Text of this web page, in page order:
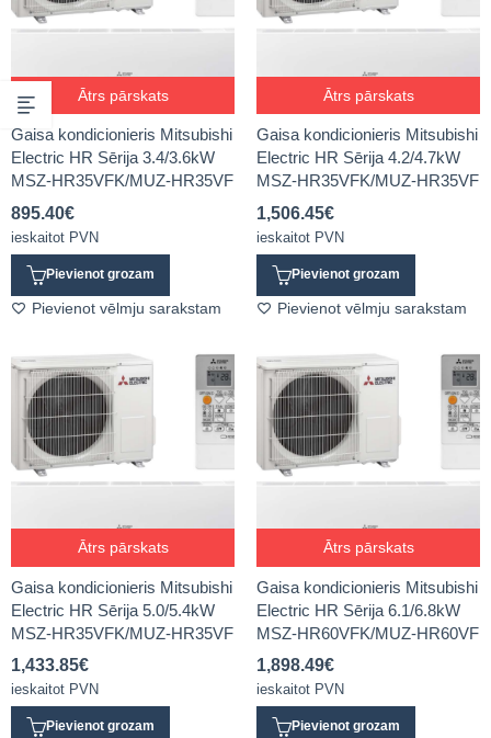
Ātrs pārskats
Gaisa kondicionieris Mitsubishi
Electric HR Sērija 3.4/3.6kW
MSZ-HR35VFK/MUZ-HR35VF
895.40€
ieskaitot PVN
Pievienot grozam
Pievienot vēlmju sarakstam
Ātrs pārskats
Gaisa kondicionieris Mitsubishi
Electric HR Sērija 4.2/4.7kW
MSZ-HR35VFK/MUZ-HR35VF
1,506.45€
ieskaitot PVN
Pievienot grozam
Pievienot vēlmju sarakstam
Ātrs pārskats
Gaisa kondicionieris Mitsubishi
Electric HR Sērija 5.0/5.4kW
MSZ-HR35VFK/MUZ-HR35VF
1,433.85€
ieskaitot PVN
Pievienot grozam
Ātrs pārskats
Gaisa kondicionieris Mitsubishi
Electric HR Sērija 6.1/6.8kW
MSZ-HR60VFK/MUZ-HR60VF
1,898.49€
ieskaitot PVN
Pievienot grozam